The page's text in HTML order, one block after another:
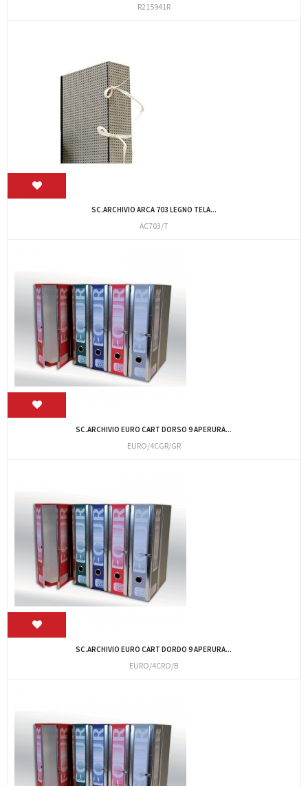
R215941R
SC.ARCHIVIO ARCA 703 LEGNO TELA...
AC703/T
SC.ARCHIVIO EURO CART DORSO 9 APERURA...
EURO/4CGR/GR
SC.ARCHIVIO EURO CART DORDO 9 APERURA...
EURO/4CRO/B